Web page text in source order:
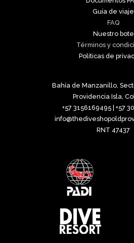
Guía de viaje
FAQ
Nuestro bote
Términos y
Políticas de
Bahía de Manzanillo,
Providencia Isla,
+57 3156169495 | +57
RNT 47437